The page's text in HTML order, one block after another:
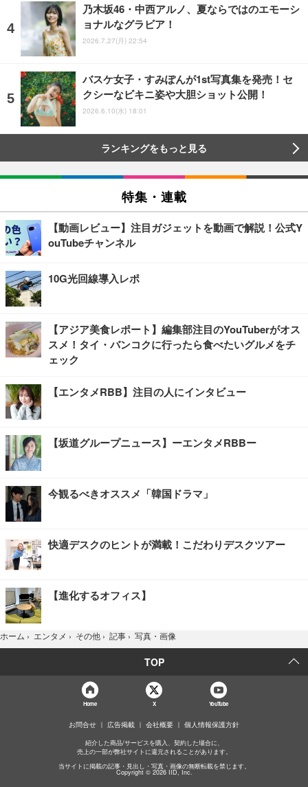
乃木坂46・中西アルノ、夏ならではのエモーシ
ョナルなグラビア！
2026.7.27(月) 22:54
バスケ女子・すみぽんが1st写真集を発売！セ
クシーなビキニ姿や大胆ショット公開！
2026.6.10(水) 18:01
ランキングをもっと見る
特集・連載
【動画レビュー】注目ガジェットを動画で解説！公式Y
ouTubeチャンネル
10G光回線導入レポ
【アジア美食レポート】編集部注目のYouTuberがオス
スメ！タイ・バンコクに行ったら食べたいグルメをチ
ェック
【エンタメRBB】注目の人にインタビュー
【坂道グループニュース】ーエンタメRBBー
今観るべきオススメ「韓国ドラマ」
快適デスクのヒントが満載！こだわりデスクツアー
【進化するオフィス】
ホーム › エンタメ › その他 › 記事 › 写真・画像
TOP
Home X YouTube
お問合せ 広告掲載 会社概要 個人情報保護方針
紹介した商品/サービスを購入、契約した場合に、
売上の一部が弊社サイトに還元されることがあります。
当サイトに掲載の記事・見出し・写真・画像の無断転載を禁じます。
Copyright © 2026 IID, Inc.